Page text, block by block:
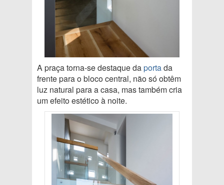
A praça torna-se destaque daportada
frente para o bloco central, não só obtêm
luz natural para a casa, mas também cria
um efeito estético à noite.